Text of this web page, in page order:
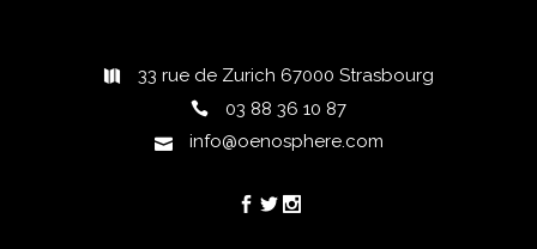
33 rue de Zurich 67000 Strasbourg
03 88 36 10 87
info@oenosphere.com